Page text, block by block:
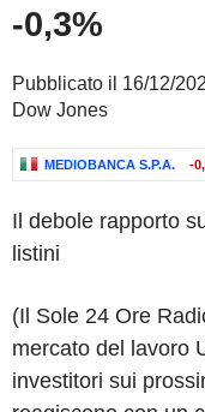
-0,3%
Pubblicato il 16/12/
Dow Jones
MEDIOBANCA S.P.A. -
Il debole rapporto
listini
(Il Sole 24 Ore
mercato del lavoro
investitori sui